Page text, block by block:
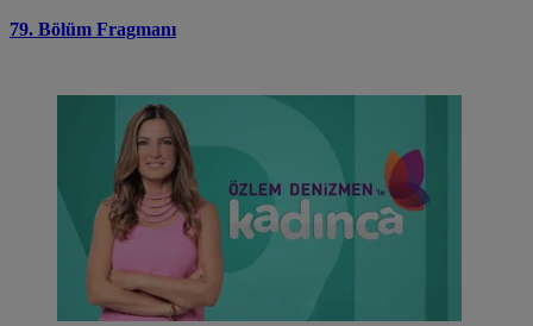
79. Bölüm Fragmanı